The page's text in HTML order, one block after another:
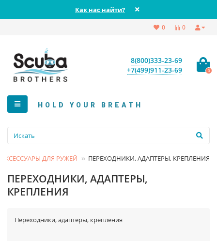
Как нас найти?
0
0
8(800)333-23-69
+7(499)911-23-69
0
HOLD YOUR BREATH
АКСЕССУАРЫ ДЛЯ РУЖЕЙ ПЕРЕХОДНИКИ, АДАПТЕРЫ, КРЕПЛЕНИЯ
ПЕРЕХОДНИКИ, АДАПТЕРЫ,
КРЕПЛЕНИЯ
Переходники, адаптеры, крепления